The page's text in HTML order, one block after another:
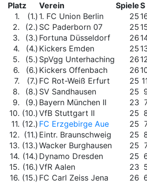
Platz
Verein SpieleS
1.
(1.) 1. FC Union Berlin 25
2.
(2.) SC Paderborn 07 25
3.
(3.) Fortuna Düsseldorf 26
4.
(4.) Kickers Emden 25
5.
(5.) SpVgg Unterhaching 26
6.
(6.) Kickers Offenbach 26
7.
(7.) FC Rot-Weiß Erfurt 25
8.
(8.) SV Sandhausen 25
9.
(9.) Bayern München II 23
10. (10.) VfB Stuttgart II 25
11. (12.) FC Erzgebirge Aue 25
12. (11.) Eintr. Braunschweig 25
13. (13.) Wacker Burghausen 25
14. (14.) Dynamo Dresden 25
15. (16.) VfR Aalen 23
16. (15.) FC Carl Zeiss Jena 26